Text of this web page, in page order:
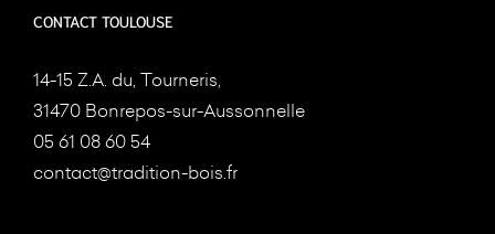
CONTACT TOULOUSE
14-15 Z.A. du, Tourneris,
31470 Bonrepos-sur-Aussonnelle
05 61 08 60 54
contact@tradition-bois.fr